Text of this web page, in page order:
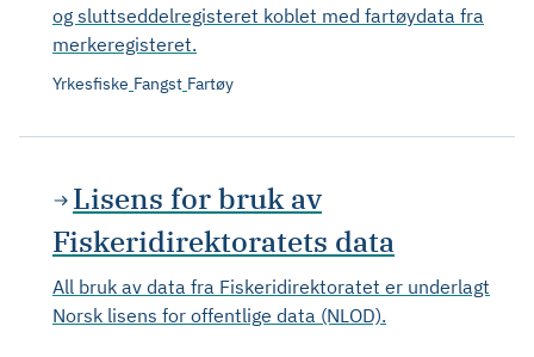
og sluttseddelregisteret koblet med fartøydata fra
merkeregisteret.
Yrkesfiske Fangst Fartøy
Lisens for bruk av
Fiskeridirektoratets data
All bruk av data fra Fiskeridirektoratet er underlagt
Norsk lisens for offentlige data (NLOD).